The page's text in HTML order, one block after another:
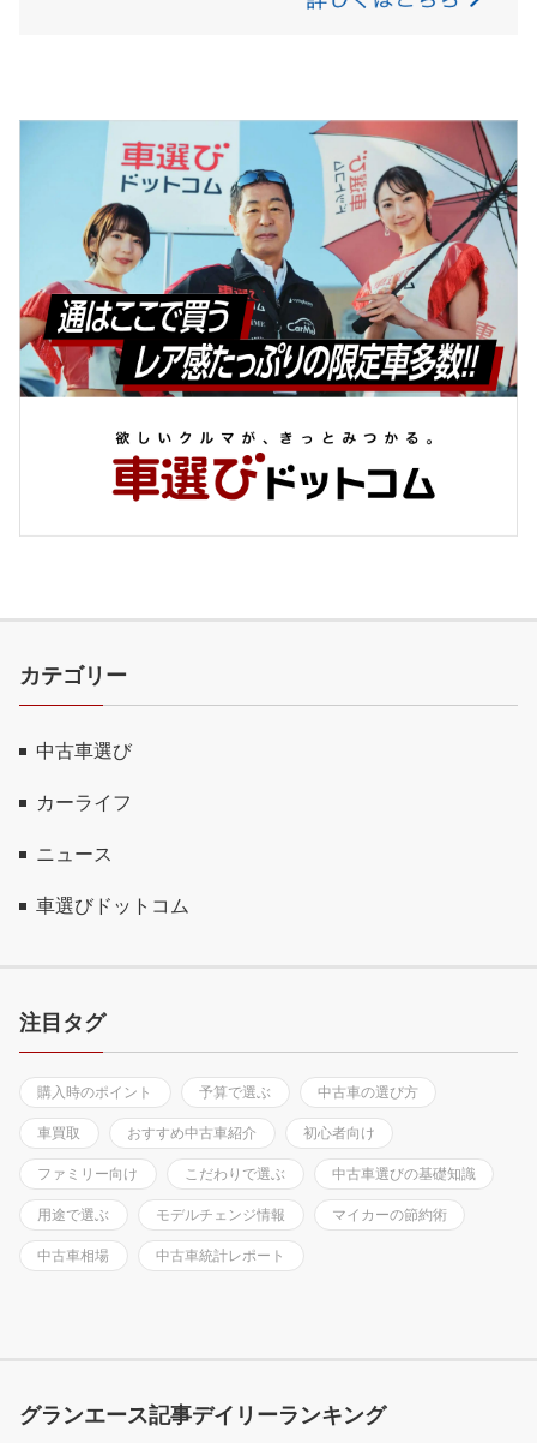
カテゴリー
中古車選び
カーライフ
ニュース
車選びドットコム
注目タグ
購入時のポイント 予算で選ぶ 中古車の選び方
車買取 おすすめ中古車紹介 初心者向け
ファミリー向け こだわりで選ぶ 中古車選びの基礎知識
用途で選ぶ モデルチェンジ情報 マイカーの節約術
中古車相場 中古車統計レポート
グランエース記事デイリーランキング